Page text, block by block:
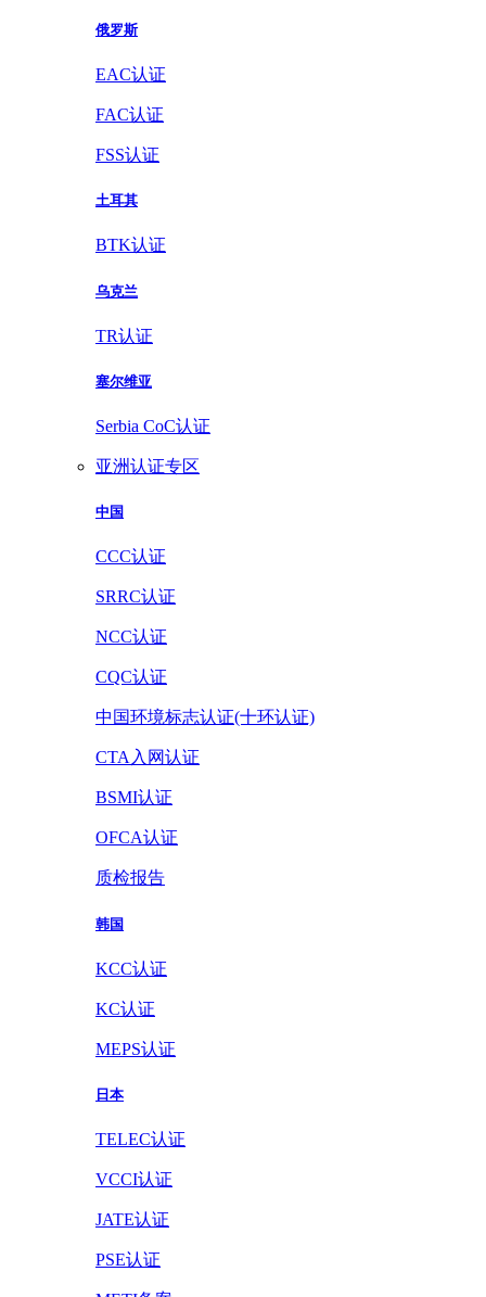
俄罗斯
EAC认证
FAC认证
FSS认证
土耳其
BTK认证
乌克兰
TR认证
塞尔维亚
Serbia CoC认证
亚洲认证专区
中国
CCC认证
SRRC认证
NCC认证
CQC认证
中国环境标志认证(十环认证)
CTA入网认证
BSMI认证
OFCA认证
质检报告
韩国
KCC认证
KC认证
MEPS认证
日本
TELEC认证
VCCI认证
JATE认证
PSE认证